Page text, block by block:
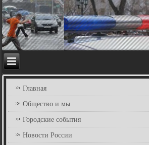
Главная
Общество и мы
Городские события
Новости России